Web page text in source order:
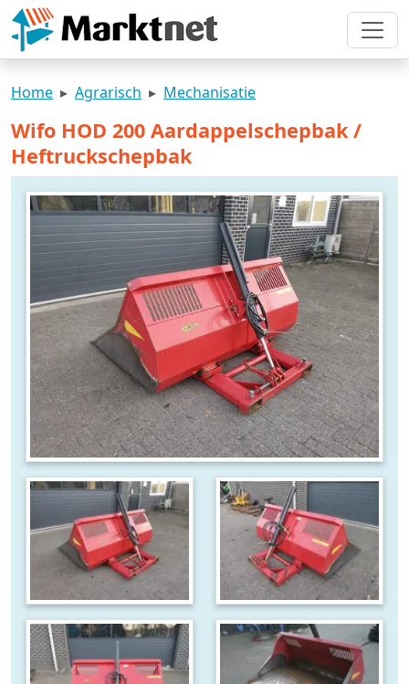
Home Agrarisch Mechanisatie
Wifo HOD 200 Aardappelschepbak /
Heftruckschepbak